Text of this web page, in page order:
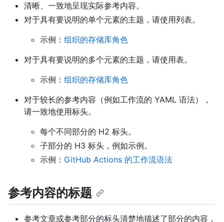
清晰、一致地呈现实际参考内容。
对于具有要说明的单个元素的主题，请使用列表。
示例： 组织的存储库角色
对于具有要说明的多个元素的主题，请使用表。
示例： 组织的存储库角色
对于较长的参考内容（例如工作流的 YAML 语法），
请一致地使用标头。
每个不同部分的 H2 标头。
子部分的 H3 标头，例如示例。
示例： GitHub Actions 的工作流语法
参考内容的标题
参考文章或参考部分的标头清楚地描述了部分的内容，